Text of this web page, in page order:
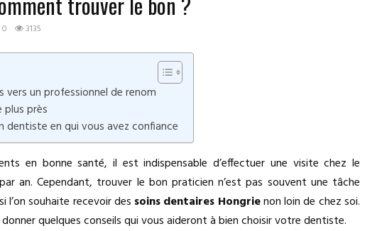
0 3135
vers un professionnel de renom
plus près
dentiste en qui vous avez confiance
en bonne santé, il est indispensable d’effectuer une visite chez le
an. Cependant, trouver le bon praticien n’est pas souvent une tâche
l’on souhaite recevoir des soins dentaires Hongrienon loin de chez soi.
quelques conseils qui vous aideront à bien choisir votre dentiste.